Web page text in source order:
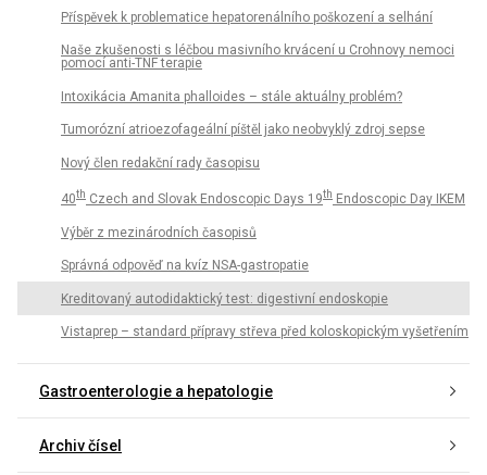
Příspěvek k problematice hepatorenálního poškození a selhání
Naše zkušenosti s léčbou masivního krvácení u Crohnovy nemoci
pomocí anti-TNF terapie
Intoxikácia Amanita phalloides – stále aktuálny problém?
Tumorózní atrioezofageální píštěl jako neobvyklý zdroj sepse
Nový člen redakční rady časopisu
40th Czech and Slovak Endoscopic Days 19th Endoscopic Day IKEM
Výběr z mezinárodních časopisů
Správná odpověď na kvíz NSA-gastropatie
Kreditovaný autodidaktický test: digestivní endoskopie
Vistaprep – standard přípravy střeva před koloskopickým vyšetřením
Gastroenterologie a hepatologie
Archiv čísel